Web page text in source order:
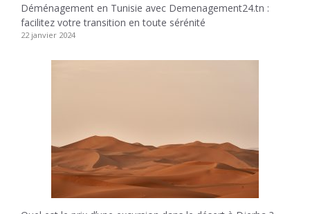
Déménagement en Tunisie avec Demenagement24.tn :
facilitez votre transition en toute sérénité
22 janvier 2024